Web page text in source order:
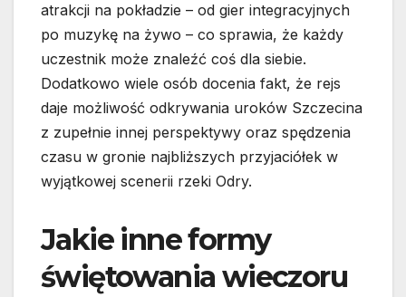
atrakcji na pokładzie – od gier integracyjnych
po muzykę na żywo – co sprawia, że każdy
uczestnik może znaleźć coś dla siebie.
Dodatkowo wiele osób docenia fakt, że rejs
daje możliwość odkrywania uroków Szczecina
z zupełnie innej perspektywy oraz spędzenia
czasu w gronie najbliższych przyjaciółek w
wyjątkowej scenerii rzeki Odry.
Jakie inne formy
świętowania wieczoru